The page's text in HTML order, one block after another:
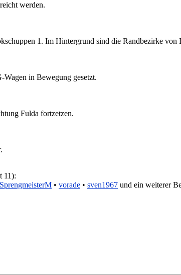
werden.
1. Im Hintergrund sind die Randbezirke von
in Bewegung gesetzt.
Fulda fortzetzen.
11):
SprengmeisterM • vorade • sven1967 und ein weiterer